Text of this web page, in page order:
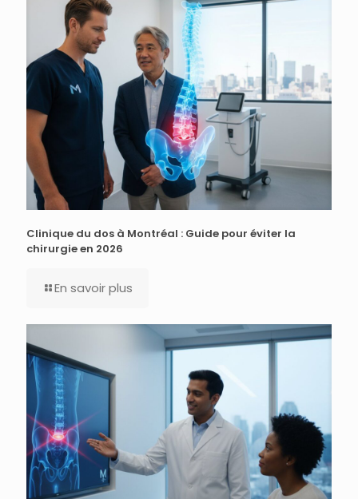
Clinique du dos à Montréal : Guide pour éviter la
chirurgie en 2026
En savoir plus